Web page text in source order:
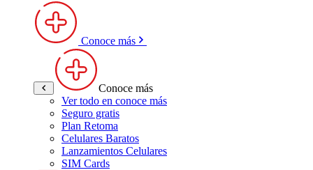
Conoce más
Conoce más
Ver todo en conoce más
Seguro gratis
Plan Retoma
Celulares Baratos
Lanzamientos Celulares
SIM Cards